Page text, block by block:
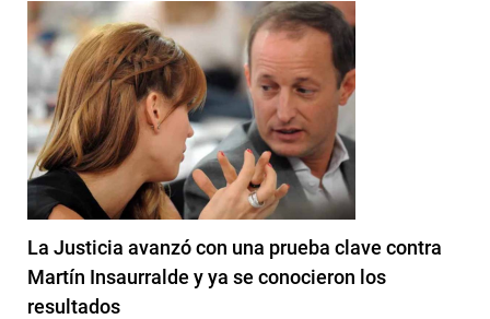
La Justicia avanzó con una prueba clave contra
Martín Insaurralde y ya se conocieron los
resultados